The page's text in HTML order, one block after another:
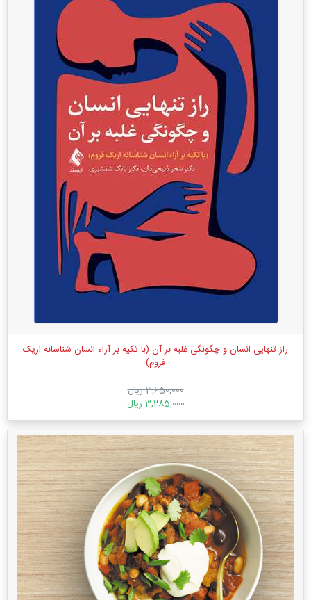
راز تنهایی انسان و چگونگی غلبه بر آن (با تکیه بر آراء انسان شناسانه اریک
فروم)
3,650,000 ریال
3,285,000 ریال